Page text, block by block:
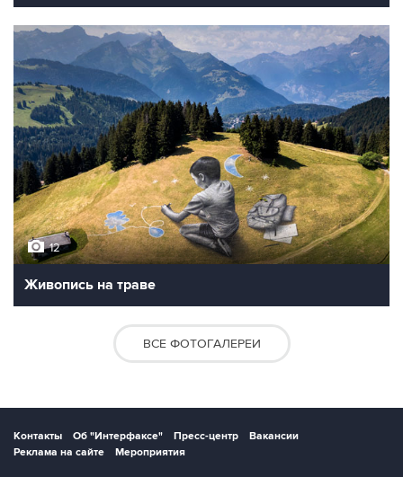
12
Живопись на траве
ВСЕ ФОТОГАЛЕРЕИ
Контакты Об "Интерфаксе" Пресс-центр
Вакансии
Реклама на сайте
Мероприятия